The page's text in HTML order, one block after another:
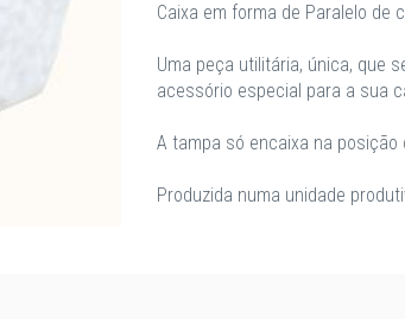
Caixa em forma de Paralelo de
Uma peça utilitária, única, que
acessório especial para a sua
A tampa só encaixa na
Produzida numa unidade